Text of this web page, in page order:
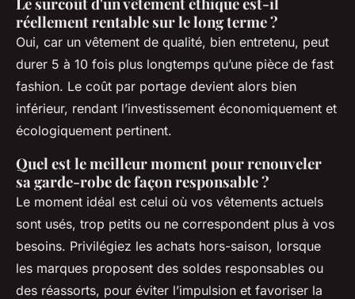
réellement rentable sur le long terme ?
Oui, car un vêtement de qualité, bien entretenu, peut
durer 5 à 10 fois plus longtemps qu’une pièce de fast
fashion. Le coût par portage devient alors bien
inférieur, rendant l’investissement économiquement et
écologiquement pertinent.
Quel est le meilleur moment pour renouveler
sa garde-robe de façon responsable ?
Le moment idéal est celui où vos vêtements actuels
sont usés, trop petits ou ne correspondent plus à vos
besoins. Privilégiez les achats hors-saison, lorsque
les marques proposent des soldes responsables ou
des réassorts, pour éviter l’impulsion et favoriser la